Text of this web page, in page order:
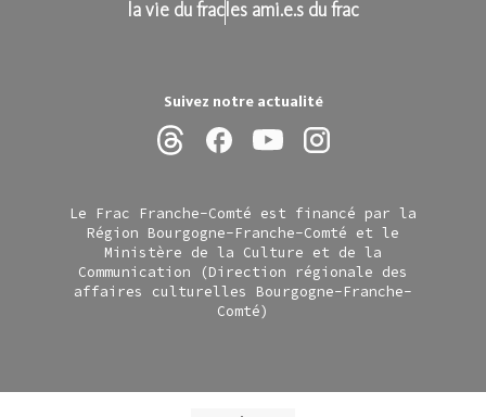
Suivez notre actualité
la vie du frac les ami.e.s du frac
Le Frac Franche-Comté est financé par la
Région Bourgogne-Franche-Comté et le
Ministère de la Culture et de la
Communication (Direction régionale des
affaires culturelles Bourgogne-Franche-
Comté)